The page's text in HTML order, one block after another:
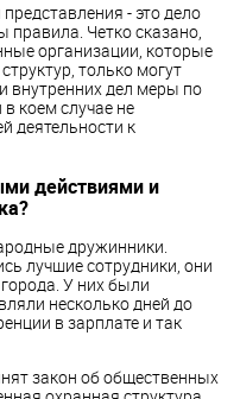
- это дело
правила. Четко сказано,
организации, которые
только могут
внутренних дел меры по
коем случае не
деятельности к
действиями и
дружинники.
лучшие сотрудники, они
У них были
несколько дней до
в зарплате и так
закон об общественных